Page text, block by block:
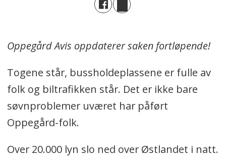
Oppegård Avis oppdaterer saken fortløpende!
Togene står, bussholdeplassene er fulle av
folk og biltrafikken står. Det er ikke bare
søvnproblemer uværet har påført
Oppegård-folk.
Over 20.000 lyn slo ned over Østlandet i natt.